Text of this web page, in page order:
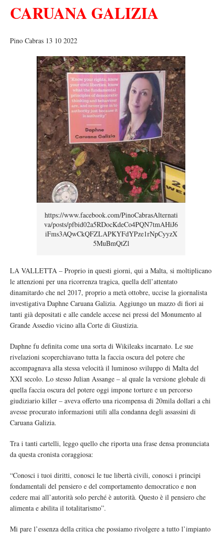
CARUANA GALIZIA
Pino Cabras 13 10 2022
https://www.facebook.com/PinoCabrasAlternati
va/posts/pfbid02a5RDocKdeCo4PQN7tmAHiJ6
iFms3AQwCkQFZLAPKYFdYPze1rNpCyyzX
5MuBmQtZl
LA VALLETTA – Proprio in questi giorni, qui a Malta, si moltiplicano
le attenzioni per una ricorrenza tragica, quella dell’attentato
dinamitardo che nel 2017, proprio a metà ottobre, uccise la giornalista
investigativa Daphne Caruana Galizia. Aggiungo un mazzo di fiori ai
tanti già depositati e alle candele accese nei pressi del Monumento al
Grande Assedio vicino alla Corte di Giustizia.
Daphne fu definita come una sorta di Wikileaks incarnato. Le sue
rivelazioni scoperchiavano tutta la faccia oscura del potere che
accompagnava alla stessa velocità il luminoso sviluppo di Malta del
XXI secolo. Lo stesso Julian Assange – al quale la versione globale di
quella faccia oscura del potere oggi impone torture e un percorso
giudiziario killer – aveva offerto una ricompensa di 20mila dollari a chi
avesse procurato informazioni utili alla condanna degli assassini di
Caruana Galizia.
Tra i tanti cartelli, leggo quello che riporta una frase densa pronunciata
da questa cronista coraggiosa:
“Conosci i tuoi diritti, conosci le tue libertà civili, conosci i principi
fondamentali del pensiero e del comportamento democratico e non
cedere mai all’autorità solo perché è autorità. Questo è il pensiero che
alimenta e abilita il totalitarismo”.
Mi pare l’essenza della critica che possiamo rivolgere a tutto l’impianto